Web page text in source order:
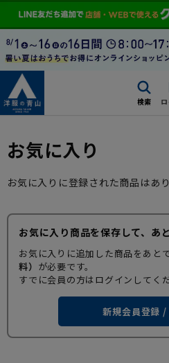
検索
お気に入り
お気に入りに登録された商品はあり
お気に入り商品を保存して、あ
お気に入りに追加した商品をあと
料） が必要です。
すでに会員の方はログインしてくだ
新規会員登録 /